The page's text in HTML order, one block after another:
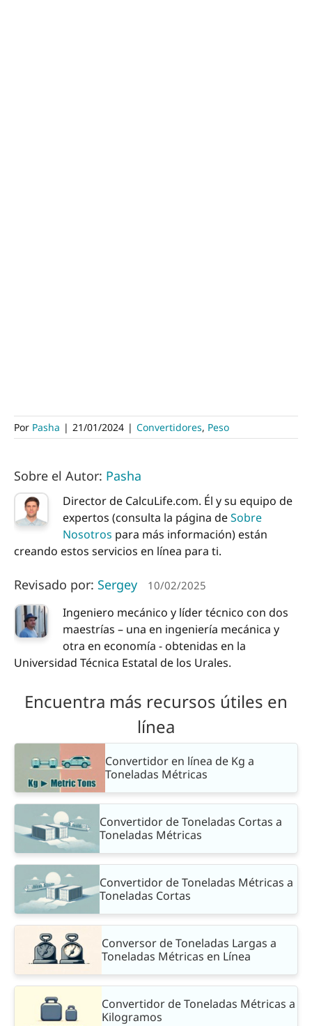
Por Pasha | 21/01/2024 | Convertidores, Peso
Sobre el Autor: Pasha
Director de CalcuLife.com. Él y su equipo de
expertos (consulta la página deSobre
Nosotros para más información) están
creando estos servicios en línea para ti.
Revisado por: Sergey 10/02/2025
Ingeniero mecánico y líder técnico con dos
maestrías – una en ingeniería mecánica y
otra en economía - obtenidas en la
Universidad Técnica Estatal de los Urales.
Encuentra más recursos útiles en
línea
Convertidor en línea de Kg a
Toneladas Métricas
Convertidor de Toneladas Cortas a
Toneladas Métricas
Convertidor de Toneladas Métricas a
Toneladas Cortas
Conversor de Toneladas Largas a
Toneladas Métricas en Línea
Convertidor de Toneladas Métricas a
Kilogramos